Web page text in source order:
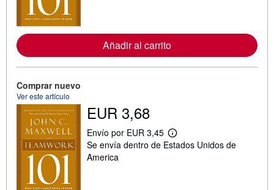
r
c
i
l
Añadir al carrito
Comprar nuevo
Ver este artículo
EUR 3,68
Envío por EUR 3,45
M
á
Se envía dentro de Estados Unidos de
America